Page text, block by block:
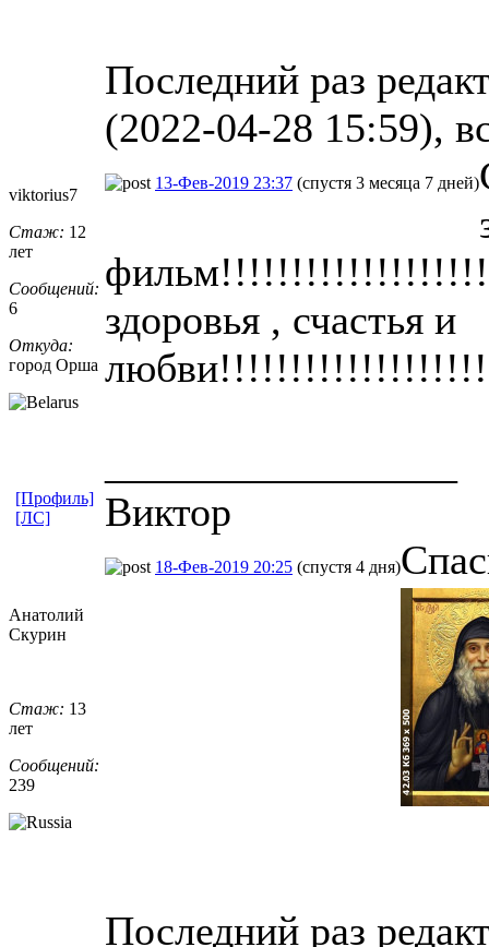
Последний раз
(2022-04-28 15:59),
viktorius7
Стаж: 12
лет
Сообщений:
6
Откуда:
город Орша
13-Фев-2019 23:37 (спустя 3 месяца 7 дней)
здоровья , счастья и
Виктор
[Профиль]
[ЛС]
Анатолий
Скурин
Стаж: 13
лет
Сообщений:
239
18-Фев-2019 20:25 (спустя 4 дня)
Последний раз